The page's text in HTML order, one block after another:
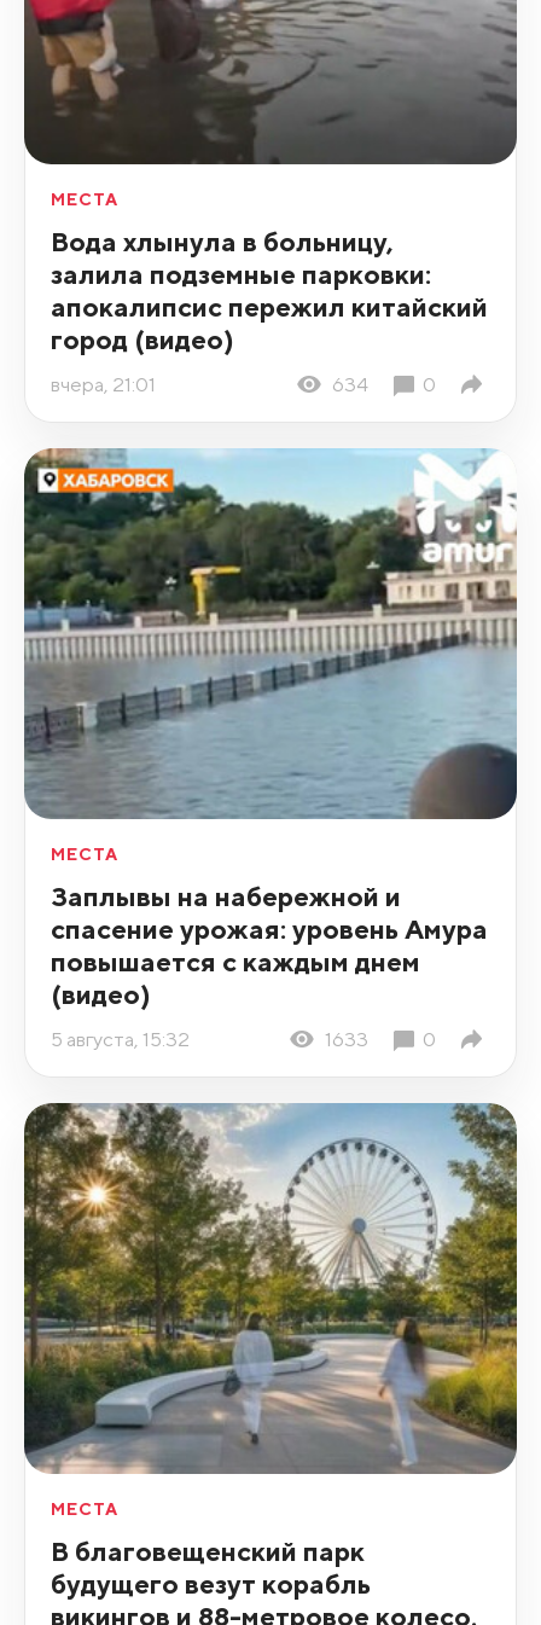
МЕСТА
Вода хлынула в больницу,
залила подземные парковки:
апокалипсис пережил китайский
город (видео)
вчера, 21:01 634 0
МЕСТА
Заплывы на набережной и
спасение урожая: уровень Амура
повышается с каждым днем
(видео)
5 августа, 15:32 1633 0
МЕСТА
В благовещенский парк
будущего везут корабль
викингов и 88-метровое колесо.